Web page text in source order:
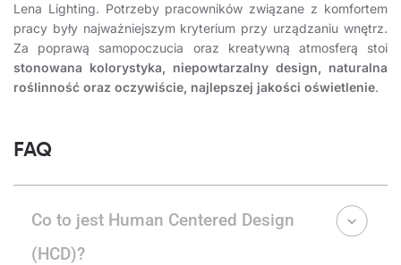
Lena Lighting. Potrzeby pracowników związane z komfortem
pracy były najważniejszym kryterium przy urządzaniu wnętrz.
Za poprawą samopoczucia oraz kreatywną atmosferą stoi
stonowana kolorystyka, niepowtarzalny design, naturalna
roślinność oraz oczywiście, najlepszej jakości oświetlenie.
FAQ
Co to jest Human Centered Design
(HCD)?